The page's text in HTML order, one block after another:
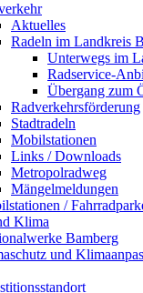
Aktuelles
Radeln im Landkreis
Unterwegs im
Radservice-
Übergang zum
Radverkehrsförderung
Stadtradeln
Mobilstationen
Links / Downloads
Metropolradweg
Mängelmeldungen
/
Klima
Bamberg
und